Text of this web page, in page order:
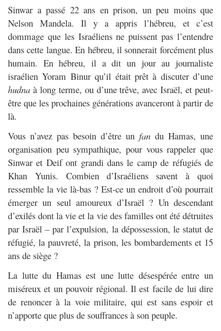
Sinwar a passé 22 ans en prison, un peu moins que
Nelson Mandela. Il y a appris l’hébreu, et c’est
dommage que les Israéliens ne puissent pas l’entendre
dans cette langue. En hébreu, il sonnerait forcément plus
humain. En hébreu, il a dit un jour au journaliste
israélien Yoram Binur qu’il était prêt à discuter d’une
hudna à long terme, ou d’une trêve, avec Israël, et peut-
être que les prochaines générations avanceront à partir de
là.
Vous n’avez pas besoin d’être un fan du Hamas, une
organisation peu sympathique, pour vous rappeler que
Sinwar et Deif ont grandi dans le camp de réfugiés de
Khan Yunis. Combien d’Israéliens savent à quoi
ressemble la vie là-bas ? Est-ce un endroit d’où pourrait
émerger un seul amoureux d’Israël ? Un descendant
d’exilés dont la vie et la vie des familles ont été détruites
par Israël – par l’expulsion, la dépossession, le statut de
réfugié, la pauvreté, la prison, les bombardements et 15
ans de siège ?
La lutte du Hamas est une lutte désespérée entre un
miséreux et un pouvoir régional. Il est facile de lui dire
de renoncer à la voie militaire, qui est sans espoir et
n’apporte que plus de souffrances à son peuple.